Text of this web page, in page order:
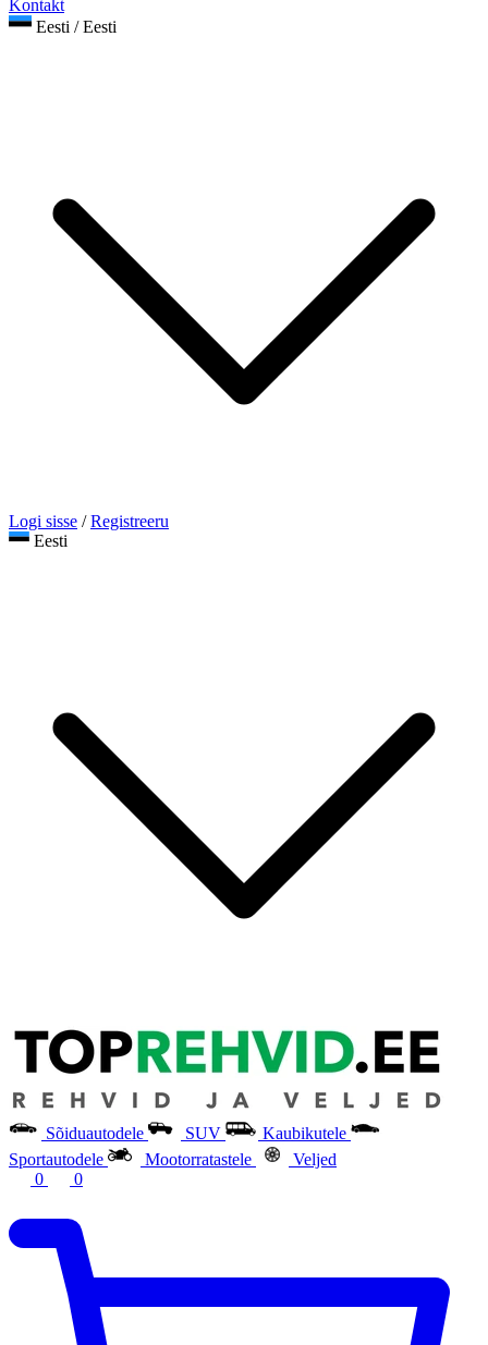
Kontakt
Eesti / Eesti
Logi sisse / Registreeru
Eesti
Sõiduautodele SUV
Kaubikutele
Sportautodele
Mootorratastele
Veljed
0
0